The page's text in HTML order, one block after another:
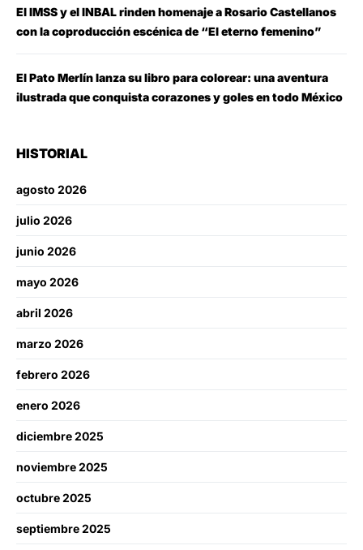
El IMSS y el INBAL rinden homenaje a Rosario Castellanos
con la coproducción escénica de “El eterno femenino”
El Pato Merlín lanza su libro para colorear: una aventura
ilustrada que conquista corazones y goles en todo México
HISTORIAL
agosto 2026
julio 2026
junio 2026
mayo 2026
abril 2026
marzo 2026
febrero 2026
enero 2026
diciembre 2025
noviembre 2025
octubre 2025
septiembre 2025